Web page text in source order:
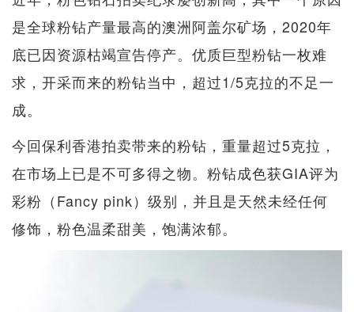
是全球粉钻产量最高的澳洲阿盖尔矿场，2020年
底已因资源枯竭宣告停产。优质巨型粉钻一枚难
求，开采而来的粉钻当中，超过1/5克拉的不足一
成。
今回保利香港拍卖带来的粉钻，重量超过5克拉，
在市场上已是不可多得之物。粉钻成色获GIA评为
彩粉（Fancy pink）级别，并且是天然未经任何
修饰，粉色温柔甜美，饱满浓郁。